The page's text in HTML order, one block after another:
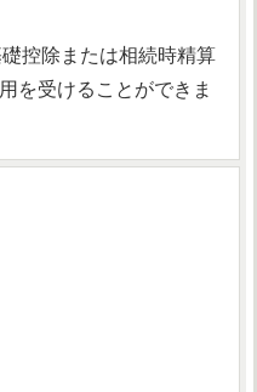
控除または相続時精算
を受けることができま